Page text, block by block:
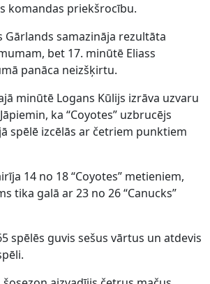
komandas priekšrocību.
Gārlands samazināja rezultāta
bet 17. minūtē Eliass
panāca neizšķirtu.
minūtē Logans Kūlijs izrāva uzvaru
ka “Coyotes” uzbrucējs
spēlē izcēlās ar četriem punktiem
14 no 18 “Coyotes” metieniem,
tika galā ar 23 no 26 “Canucks”
spēlēs guvis sešus vārtus un atdevis